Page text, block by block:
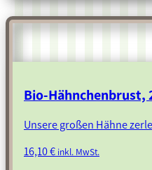
Bio-Hähnchenbrust,
Unsere großen Hähne
16,10€ inkl. MwSt.